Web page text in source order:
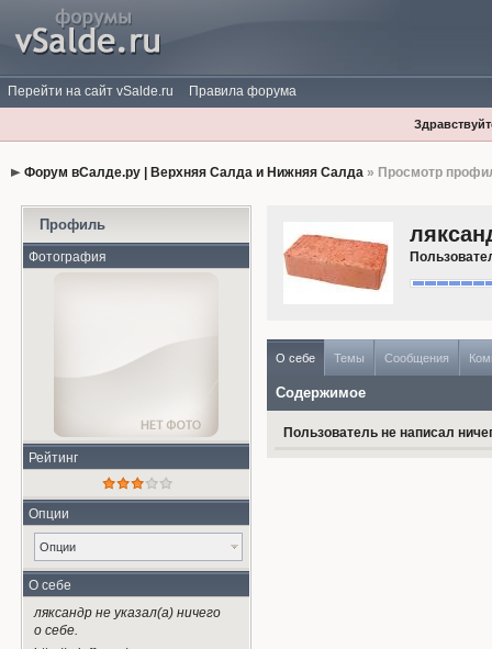
Перейти на сайт vSalde.ru Правила форума
Форум вСалде.ру | Верхняя Салда и Нижняя Салда» Просмотр
Профиль
Фотография
Рейтинг
Опции
Опции
О себе
ляксандр не указал(а) ничего
о себе.
О себе Темы Сообщения
Содержимое
Пользователь не написал